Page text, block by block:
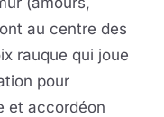
au centre des
rauque qui joue
pour
et accordéon